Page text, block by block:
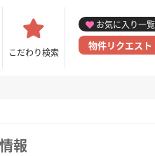
こだわり検索
お気に入り一覧
物件リクエスト
報